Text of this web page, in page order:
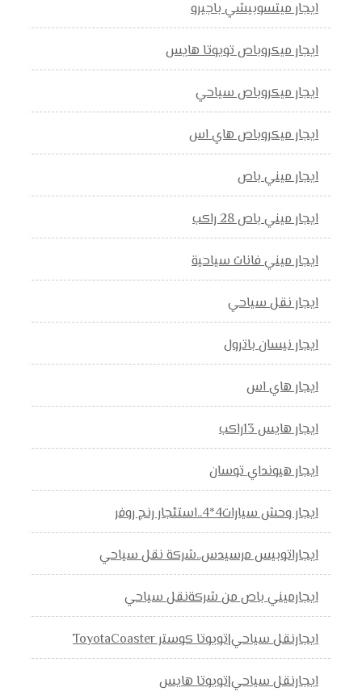
ايجار ميتسوبيشي باجيرو
ايجار ميكروباص تويوتا هايس
ايجار ميكروباص سياحي
ايجار ميكروباص هاي اس
ايجار ميني باص
ايجار ميني باص 28 راكب
ايجار ميني فانات سياحية
ايجار نقل سياحي
ايجار نيسان باترول
ايجار هاي اس
ايجار هايس 13راكب
ايجار هيونداي توسان
ايجار وحش سيارات4*4..استئجار رنج روفر
ايجاراتوبيس مرسيدس..شركة نقل سياحي
ايجارميني باص من شركةنقل سياحي
ايجارنقل سياحي|تويوتا كوستر ToyotaCoaster
ايجارنقل سياحي|تويوتا هايس